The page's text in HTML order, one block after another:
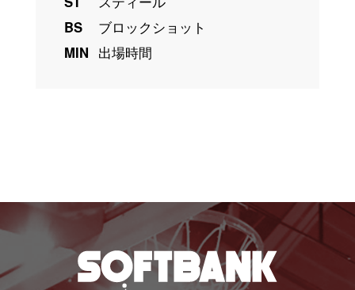
BS
ブロックショット
MIN 出場時間